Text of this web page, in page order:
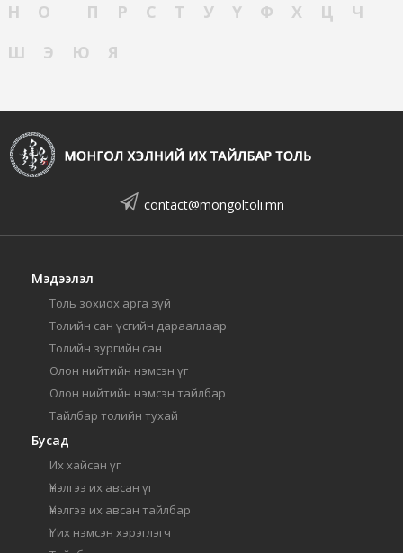
Н
О П Р С Т У Ү Ф Х Ц
Ч
Ш
Э Ю Я
contact@mongoltoli.mn
Мэдээлэл
Толь зохиох арга зүй
Толийн сан үсгийн дарааллаар
Толийн зургийн сан
Олон нийтийн нэмсэн үг
Олон нийтийн нэмсэн тайлбар
Тайлбар толийн тухай
Бусад
Их хайсан үг
Үнэлгээ их авсан үг
Үнэлгээ их авсан тайлбар
Үг их нэмсэн хэрэглэгч